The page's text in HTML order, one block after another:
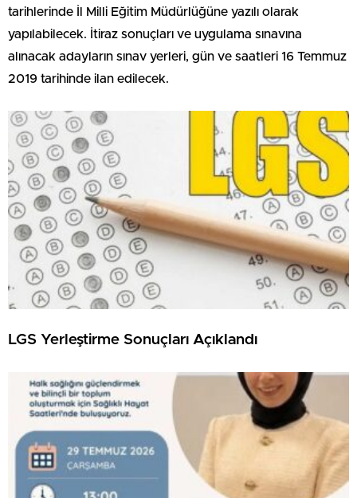
tarihlerinde İl Milli Eğitim Müdürlüğüne yazılı olarak
yapılabilecek. İtiraz sonuçları ve uygulama sınavına
alınacak adayların sınav yerleri, gün ve saatleri 16 Temmuz
2019 tarihinde ilan edilecek.
LGS Yerleştirme Sonuçları Açıklandı